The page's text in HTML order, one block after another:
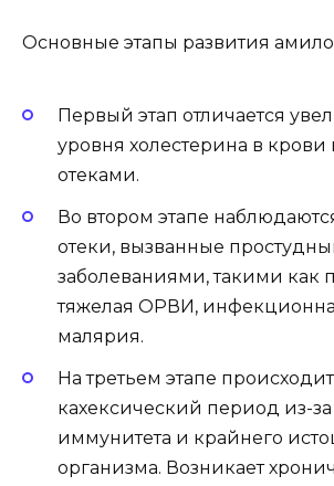
Основные этапы развития
Первый этап отличается
уровня холестерина в
отеками.
Во втором этапе
отеки, вызванные
заболеваниями, такими как
тяжелая ОРВИ,
малярия.
На третьем этапе происходит
кахексический период из-
иммунитета и крайнего
организма. Возникает